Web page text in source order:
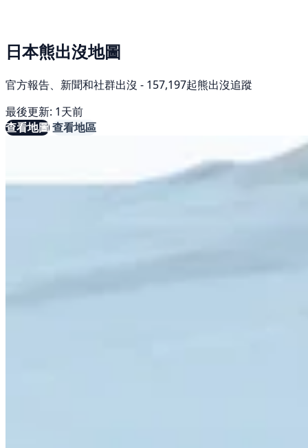
日本熊出沒地圖
官方報告、新聞和社群出沒 - 157,197起熊出沒追蹤
最後更新: 1天前
查看地圖查看地區